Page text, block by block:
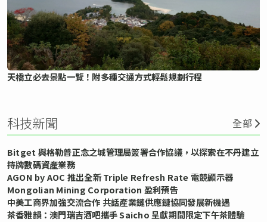
天橋立必去景點一覽！附多種交通方式輕鬆規劃行程
科技新聞 全部
Bitget 與格勒普正念之城管理局簽署合作協議，以探索在不丹建立
持牌數碼資產業務
AGON by AOC 推出全新 Triple Refresh Rate 電競顯示器
Mongolian Mining Corporation 盈利預告
中美工商界加強交流合作 共話產業鏈供應鏈協同發展新機遇
茶香雅韻：澳門瑞吉酒吧攜手 Saicho 呈獻期間限定下午茶體驗